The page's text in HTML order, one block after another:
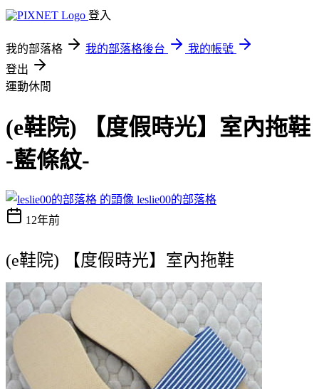
登入
我的部落格 我的部落格後台
我的帳號
登出
運動休閒
(e鞋院) 【度假時光】室內拖鞋
-藍條紋-
leslie00的部落格
12年前
(e鞋院) 【度假時光】室內拖鞋